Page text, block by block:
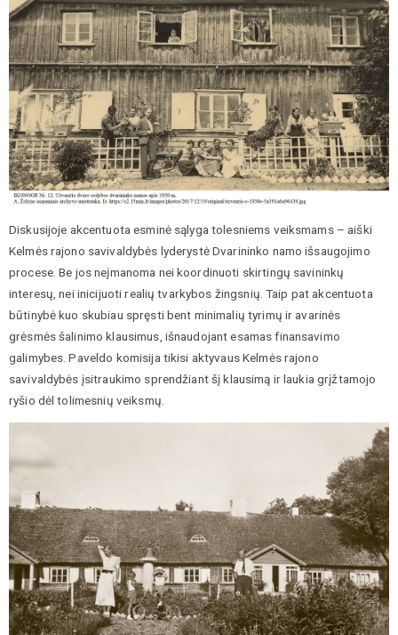
Diskusijoje akcentuota esminė sąlyga tolesniems veiksmams – aiški
Kelmės rajono savivaldybės lyderystė Dvarininko namo išsaugojimo
procese. Be jos neįmanoma nei koordinuoti skirtingų savininkų
interesų, nei inicijuoti realių tvarkybos žingsnių. Taip pat akcentuota
būtinybė kuo skubiau spręsti bent minimalių tyrimų ir avarinės
grėsmės šalinimo klausimus, išnaudojant esamas finansavimo
galimybes. Paveldo komisija tikisi aktyvaus Kelmės rajono
savivaldybės įsitraukimo sprendžiant šį klausimą ir laukia grįžtamojo
ryšio dėl tolimesnių veiksmų.